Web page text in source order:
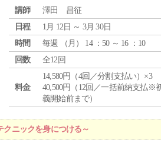
講師
澤田 昌征
日程
1月 12日 ～ 3月 30日
時間
毎週 （ 月 ） 14 ：50 ～ 16 ：10
回数
全12回
料金
14,580円（4回／分割支払い）×3
40,500円（12回／一括前納支払※
義開始前まで）
ニックを身につける～